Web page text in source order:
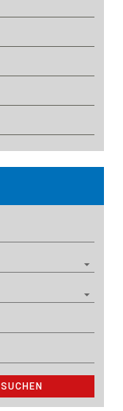
SUCHEN